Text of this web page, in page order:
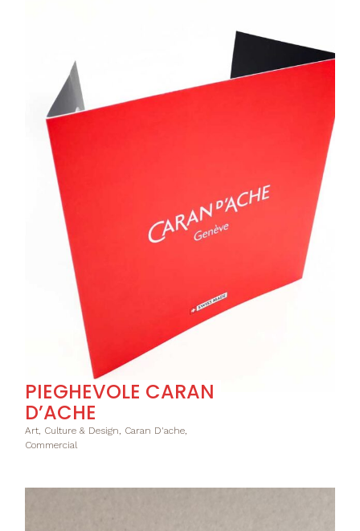
PIEGHEVOLE CARAN
D’ACHE
Art, Culture & Design, Caran D'ache,
Commercial